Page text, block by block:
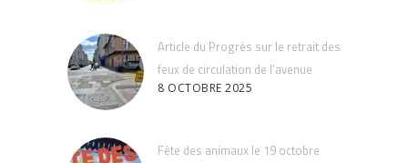
Article du Progrès sur le retrait des
feux de circulation de l’avenue
8 OCTOBRE 2025
Fête des animaux le 19 octobre